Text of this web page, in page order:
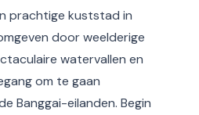
prachtige kuststad in
door weelderige
watervallen en
om te gaan
Banggai-eilanden. Begin